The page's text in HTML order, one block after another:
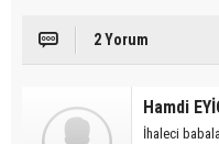
2 Yorum
Hamdi
İhaleci